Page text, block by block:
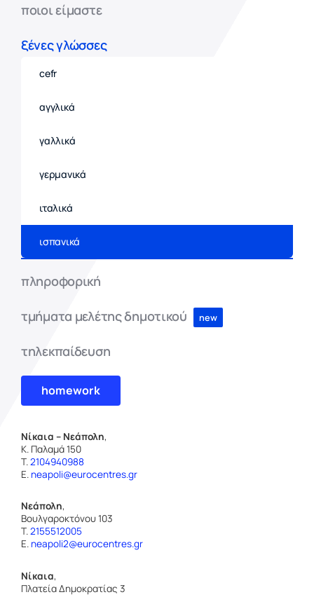
ποιοι είμαστε
ξένες γλώσσες
cefr
αγγλικά
γαλλικά
γερμανικά
ιταλικά
ισπανικά
πληροφορική
τμήματα μελέτης δημοτικού new
τηλεκπαίδευση
homework
Νίκαια – Νεάπολη,
Κ. Παλαμά 150
T.2104940988
E. neapoli@eurocentres.gr
Νεάπολη,
Βουλγαροκτόνου 103
T.2155512005
E. neapoli2@eurocentres.gr
Νίκαια,
Πλατεία Δημοκρατίας 3